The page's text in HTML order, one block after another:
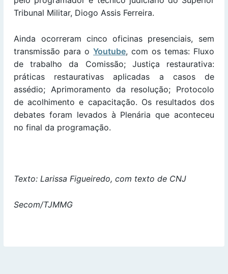
Tribunal Militar, Diogo Assis Ferreira.
Ainda ocorreram cinco oficinas presenciais, sem
transmissão para oYoutube, com os temas: Fluxo
de trabalho da Comissão; Justiça restaurativa:
práticas restaurativas aplicadas a casos de
assédio; Aprimoramento da resolução; Protocolo
de acolhimento e capacitação. Os resultados dos
debates foram levados à Plenária que aconteceu
no final da programação.
Texto: Larissa Figueiredo, com texto de CNJ
Secom/TJMMG